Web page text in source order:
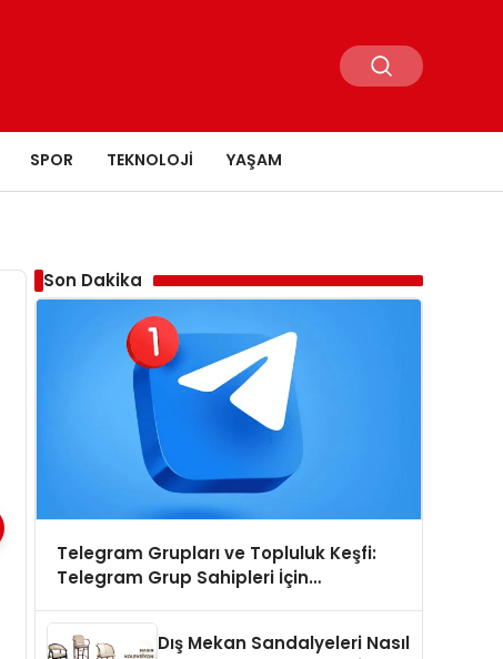
SPOR TEKNOLOJI YAŞAM
Son Dakika
Telegram Grupları ve Topluluk Keşfi:
Telegram Grup Sahipleri İçin
Dış Mekan Sandalyeleri Nasıl